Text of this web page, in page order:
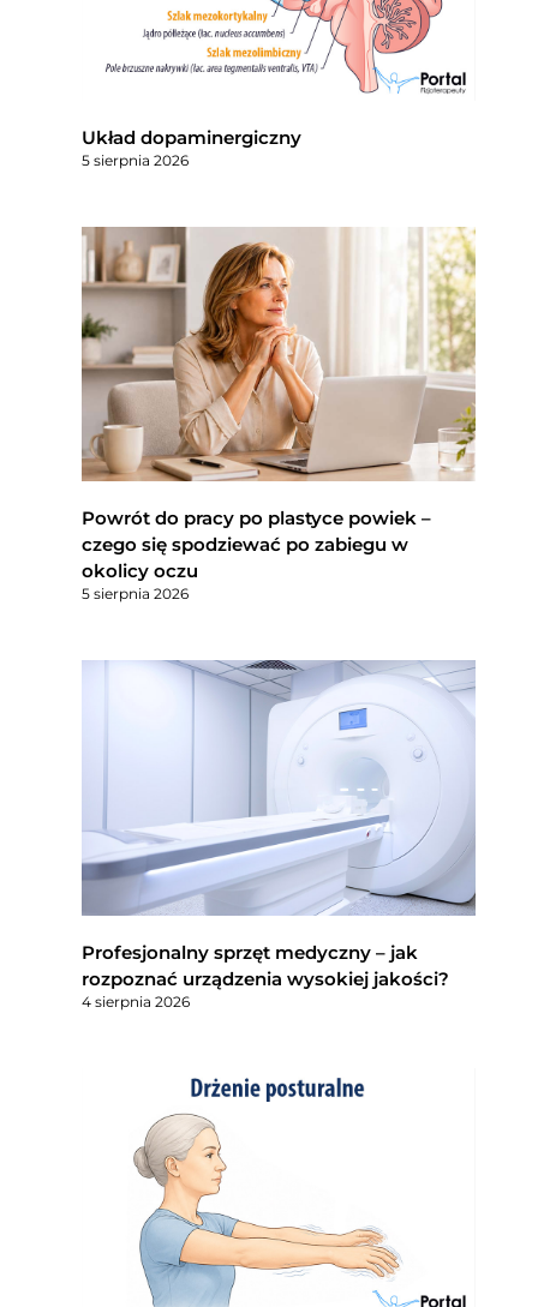
Układ dopaminergiczny
5 sierpnia 2026
Powrót do pracy po plastyce powiek –
czego się spodziewać po zabiegu w
okolicy oczu
5 sierpnia 2026
Profesjonalny sprzęt medyczny – jak
rozpoznać urządzenia wysokiej jakości?
4 sierpnia 2026